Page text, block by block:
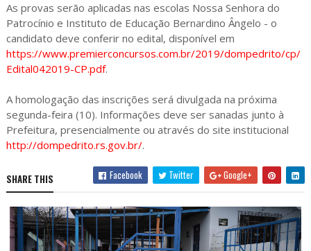
As provas serão aplicadas nas escolas Nossa Senhora do
Patrocínio e Instituto de Educação Bernardino Ângelo - o
candidato deve conferir no edital, disponível em
https://www.premierconcursos.com.br/2019/dompedrito/cp/
Edital042019-CP.pdf.
A homologação das inscrições será divulgada na próxima
segunda-feira (10). Informações deve ser sanadas junto à
Prefeitura, presencialmente ou através do site institucional
http://dompedrito.rs.gov.br/.
SHARE THIS Facebook Twitter Google+